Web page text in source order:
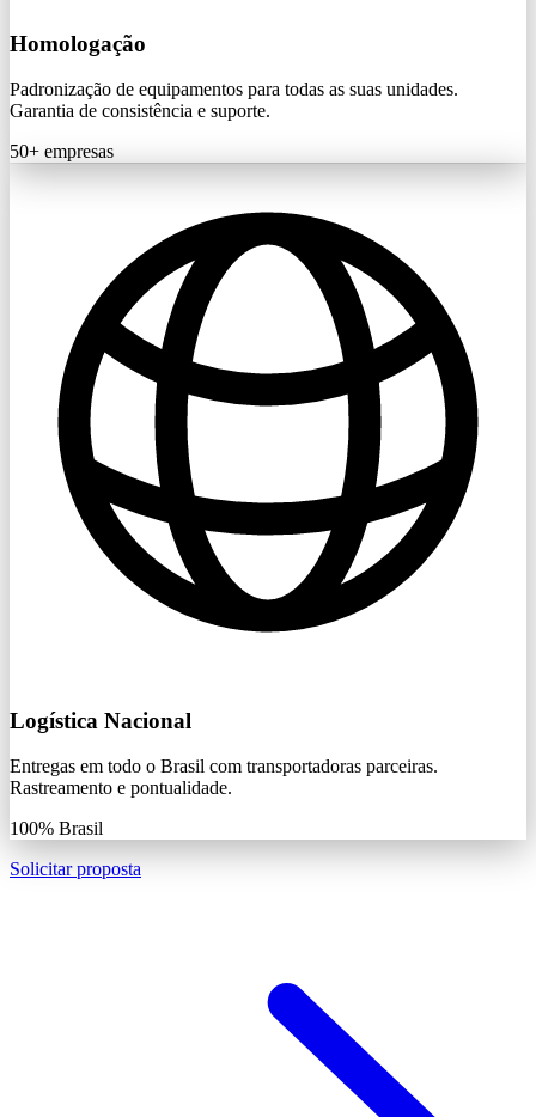
Homologação
Padronização de equipamentos para todas as suas unidades.
Garantia de consistência e suporte.
50+ empresas
Logística Nacional
Entregas em todo o Brasil com transportadoras parceiras.
Rastreamento e pontualidade.
100% Brasil
Solicitar proposta